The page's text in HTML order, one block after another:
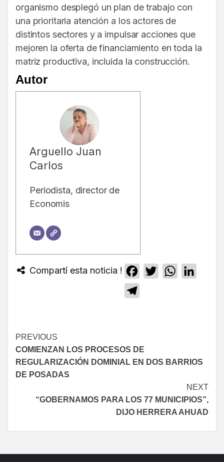
organismo desplegó un plan de trabajo con
una prioritaria atención a los actores de
distintos sectores y a impulsar acciones que
mejoren la oferta de financiamiento en toda la
matriz productiva, incluida la construcción.
Autor
Arguello Juan
Carlos
Periodista, director de
Economis
Compartí esta noticia ! Facebook
TwitterWhatsApp
PREVIOUS
COMIENZAN LOS PROCESOS DE
REGULARIZACIÓN DOMINIAL EN DOS BARRIOS
DE POSADAS
NEXT
“GOBERNAMOS PARA LOS 77 MUNICIPIOS”,
DIJO HERRERA AHUAD